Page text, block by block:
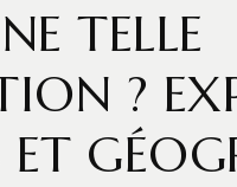
TELLE
?